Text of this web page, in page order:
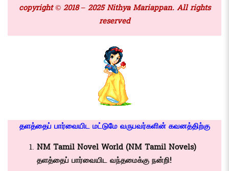
copyright © 2018 – 2025 Nithya Mariappan. All rights
reserved
தளத்தைப் பார்வையிட மட்டுமே வருபவர்களின் கவனத்திற்கு
NM Tamil Novel World (NM Tamil Novels)
தளத்தைப் பார்வையிட வந்தமைக்கு நன்றி!